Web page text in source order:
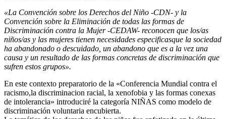
«La Convención sobre los Derechos del Niño -CDN- y la
Convención sobre la Eliminación de todas las formas de
Discriminación contra la Mujer -CEDAW- reconocen que los/as
niños/as y las mujeres tienen necesidades especificasque la sociedad
ha abandonado o descuidado, un abandono que es a la vez una
causa y un resultado de las formas concretas de discriminación que
sufren estos grupos».
En este contexto preparatorio de la «Conferencia Mundial contra el
racismo,la discriminacion racial, la xenofobia y las formas conexas
de intolerancia» introduciré la categoría NIÑAS como modelo de
discriminación voluntaria encubierta.